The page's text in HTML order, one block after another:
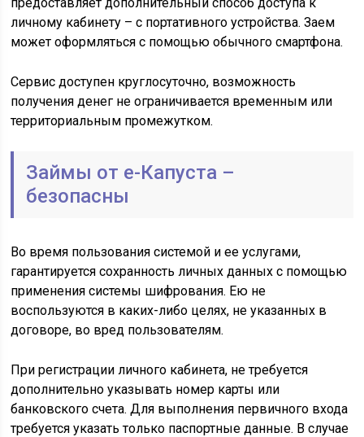
личному кабинету – с портативного устройства. Заем
может оформляться с помощью обычного смартфона.
Сервис доступен круглосуточно, возможность
получения денег не ограничивается временным или
территориальным промежутком.
Займы от е-Капуста –
безопасны
Во время пользования системой и ее услугами,
гарантируется сохранность личных данных с помощью
применения системы шифрования. Ею не
воспользуются в каких-либо целях, не указанных в
договоре, во вред пользователям.
При регистрации личного кабинета, не требуется
дополнительно указывать номер карты или
банковского счета. Для выполнения первичного входа
требуется указать только паспортные данные. В случае